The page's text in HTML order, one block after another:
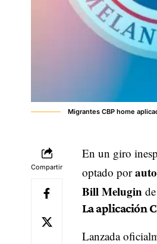
Migrantes CBP home
Compartir
En un giro
optado por
Bill Meluginde
La aplicación
Lanzada